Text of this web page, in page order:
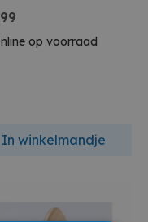
op voorraad
In winkelmandje